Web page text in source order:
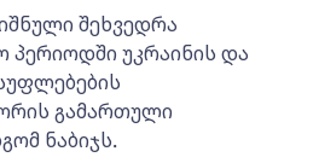
შეხვედრა
უკრაინის და
გამართული
ნაბიჯს.